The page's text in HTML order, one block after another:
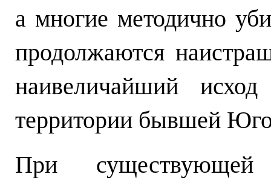
а многие методично
продолжаются
наивеличайший
территории бывшей
При существующей